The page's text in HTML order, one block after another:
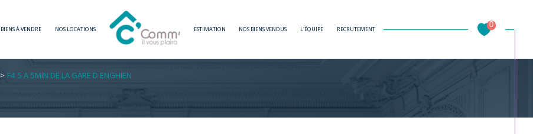
À VENDRE NOS LOCATIONS ESTIMATION NOS BIENS VENDUS L'ÉQUIPE RECRUTEMENT
0
Voir les0annonces
F4 5 A 5MIN DE LA GARE D ENGHIEN